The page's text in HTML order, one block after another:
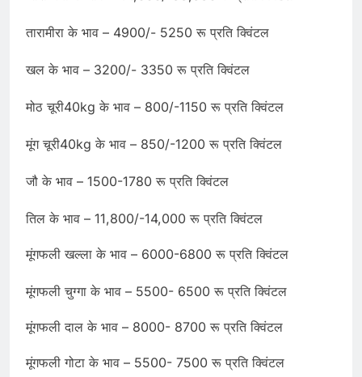
तारामीरा के भाव – 4900/- 5250 रू प्रति क्विंटल
खल के भाव – 3200/- 3350 रू प्रति क्विंटल
मोठ चूरी40kg के भाव – 800/-1150 रू प्रति क्विंटल
मूंग चूरी40kg के भाव – 850/-1200 रू प्रति क्विंटल
जौ के भाव – 1500-1780 रू प्रति क्विंटल
तिल के भाव – 11,800/-14,000 रू प्रति क्विंटल
मूंगफली खल्ला के भाव – 6000-6800 रू प्रति क्विंटल
मूंगफली चुग्गा के भाव – 5500- 6500 रू प्रति क्विंटल
मूंगफली दाल के भाव – 8000- 8700 रू प्रति क्विंटल
मूंगफली गोटा के भाव – 5500- 7500 रू प्रति क्विंटल